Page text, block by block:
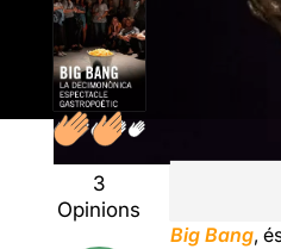
3
Opinions
Big Bang,